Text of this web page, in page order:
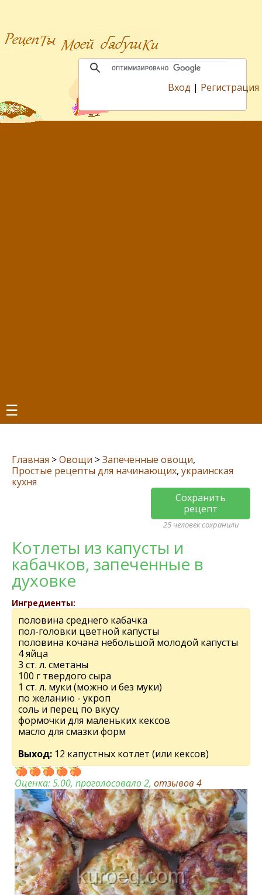
Вход | Регистрация
☰
Главная >Овощи >Запеченные овощи,
Простые рецепты для начинающих, украинская
кухня
Сохранить
рецепт
25 человек сохранили
Котлеты из капусты и
кабачков, запеченные в
духовке
Ингредиенты:
половина среднего кабачка
пол-головки цветной капусты
половина кочана небольшой молодой капусты
4 яйца
3 ст. л. сметаны
100 г твердого сыра
1 ст. л. муки (можно и без муки)
по желанию - укроп
соль и перец по вкусу
формочки для маленьких кексов
масло для смазки форм
Выход: 12 капустных котлет (или кексов)
Оценка:5.00, проголосовало 2, отзывов 4